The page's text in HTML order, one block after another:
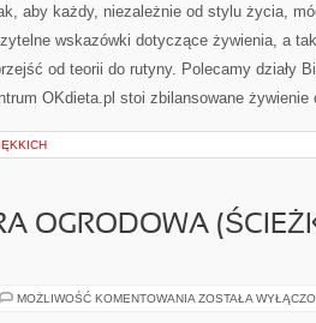
aby każdy, niezależnie od stylu życia,
wskazówki dotyczące żywienia, a
od teorii do rutyny. Polecamy działy
OKdieta.pl stoi zbilansowane
OGRODOWA
MOŻLIWOŚĆ KOMENTOWANIA MAŁA
ZOSTAŁA